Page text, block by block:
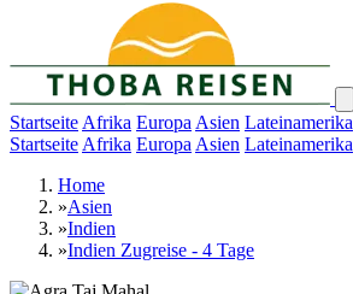
Startseite Afrika Europa Asien Lateinamerika
Startseite Afrika Europa Asien Lateinamerika
Home
»Asien
»Indien
»Indien Zugreise - 4 Tage